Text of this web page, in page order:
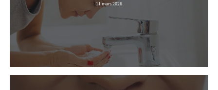
11 mars 2026